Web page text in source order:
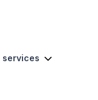
services